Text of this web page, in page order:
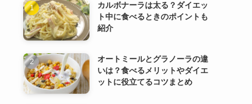
カルボナーラは太る？ダイエッ
ト中に食べるときのポイントも
紹介
オートミールとグラノーラの違
いは？食べるメリットやダイエ
ットに役立てるコツまとめ